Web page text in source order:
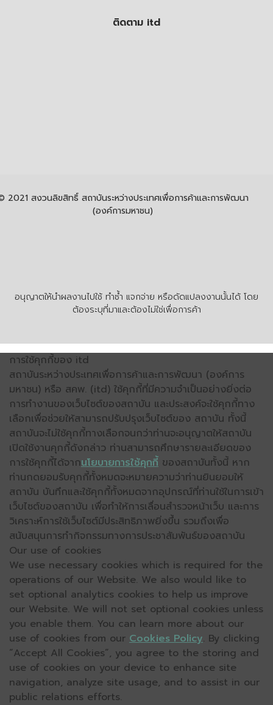
ติดตาม itd
อนุญาตให้นำผลงานไปใช้ ทำซ้ำ แจกจ่าย หรือดัดแปลงงานนั้นได้ โดย
ต้องระบุที่มาและต้องไม่ใช่เพื่อการค้า
2021 สงวนลิขสิทธิ์ สถาบันระหว่างประเทศเพื่อการค้าและการพัฒนา
(องค์การมหาชน)
การใช้คุกกี้ของ itd
สถาบันระหว่างประเทศเพื่อการค้าและการพัฒนา (องค์การ
มหาชน) หรือ สคพ. (itd) ใช้คุกกี้ที่มีความจำเป็นอย่างยิ่งต่อ
การทำงานของเว็บไซต์ของสถาบัน และประสงค์จะใช้คุกกี้ทาง
เลือกเพื่อช่วยให้สามารถปรับปรุงเว็บไซต์ของ สถาบัน ทั้งนี้
สถาบันจะไม่ใช้คุกกี้ทางเลือกจนกว่าท่านจะอนุญาตให้สถาบัน
เปิดใช้งานคุกกี้ดังกล่าว ท่านสามารถศึกษารายละเอียดของ
การใช้คุกกี้ได้จากนโยบายการใช้คุกกี้ ของสถาบันทั้งนี้ หาก
ท่านกดยอมรับคุกกี้ทั้งหมดจะหมายความว่าท่านยินยอมให้
สถาบัน บันทึกและใช้คุกกี้ทั้งหมดจากอุปกรณ์ที่ท่านใช้ในการเข้า
เว็บไซต์ของสถาบัน เพื่อทำให้การเลื่อนสำรวจหน้าเว็บ และการ
วิเคราะห์การใช้เว็บไซต์มีประสิทธิภาพยิ่งขึ้น รวมถึงเพื่อ
สนับสนุนการทำกิจกรรมทางการประชาสัมพันธ์ของสถาบัน
Our use of cookies
We use necessary cookies which is required for the
operations of our Website. We also would like to
set optional analytics cookies to help us improve
our Website. We will not set optional cookies unless
you enable them. You can learn more about our
use of cookies from our Cookies Policy. By clicking
“Accept All Cookies”, you agree to the storing and
use of cookies on your device to enhance site
navigation, analyze site usage, and to assist in our
public relations efforts.